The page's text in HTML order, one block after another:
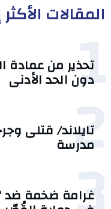
المقالات
1
تحذير من عمادة
دون الحد الأدنى
2
تايلاند/ قتلى
مدرسة
غرامة ضخمة ضد